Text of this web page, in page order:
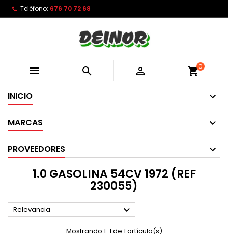
Teléfono: 676 70 72 68
   shopping_cart0
INICIO
MARCAS
PROVEEDORES
1.0 GASOLINA 54CV 1972 (REF
230055)
Relevancia 
Mostrando 1-1 de 1 artículo(s)